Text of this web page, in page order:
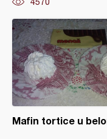
Mafin tortice u